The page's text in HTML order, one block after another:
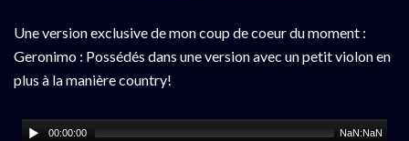
Une version exclusive de mon coup de coeur du moment :
Geronimo : Possédés dans une version avec un petit violon en
plus à la manière country!
00:00:00 NaN:NaN